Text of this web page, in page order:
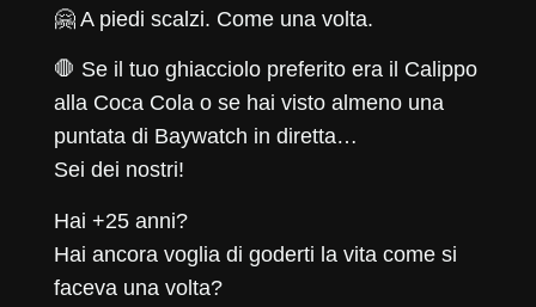
🤗 A piedi scalzi. Come una volta.
🛑 Se il tuo ghiacciolo preferito era il Calippo
alla Coca Cola o se hai visto almeno una
puntata di Baywatch in diretta…
Sei dei nostri!
Hai +25 anni?
Hai ancora voglia di goderti la vita come si
faceva una volta?